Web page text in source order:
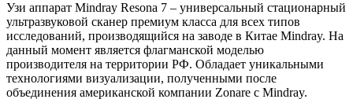
Узи аппарат Mindray Resona 7 – универсальный стационарный
ультразвуковой сканер премиум класса для всех типов
исследований, производящийся на заводе в Китае Mindray. На
данный момент является флагманской моделью
производителя на территории РФ. Обладает уникальными
технологиями визуализации, полученными после
объединения американской компании Zonare с Mindray.